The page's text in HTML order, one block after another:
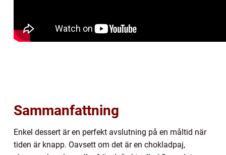
Sammanfattning
Enkel dessert är en perfekt avslutning på en måltid när
tiden är knapp. Oavsett om det är en chokladpaj,